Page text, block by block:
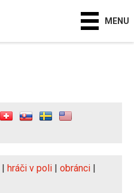
MENU
| hráči v poli | obránci |